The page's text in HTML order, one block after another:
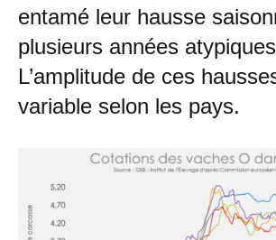
entamé leur hausse
plusieurs années
L’amplitude de ces
variable selon les pays.